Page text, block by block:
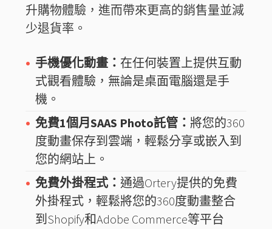
升購物體驗，進而帶來更高的銷售量並減
少退貨率。
手機優化動畫： 在任何裝置上提供互動
式觀看體驗，無論是桌面電腦還是手
機。
免費1個月SAAS Photo託管： 將您的360
度動畫保存到雲端，輕鬆分享或嵌入到
您的網站上。
免費外掛程式： 通過Ortery提供的免費
外掛程式，輕鬆將您的360度動畫整合
到Shopify和Adobe Commerce等平台